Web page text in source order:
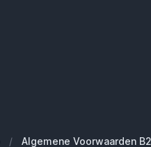
/ Algemene Voorwaarden